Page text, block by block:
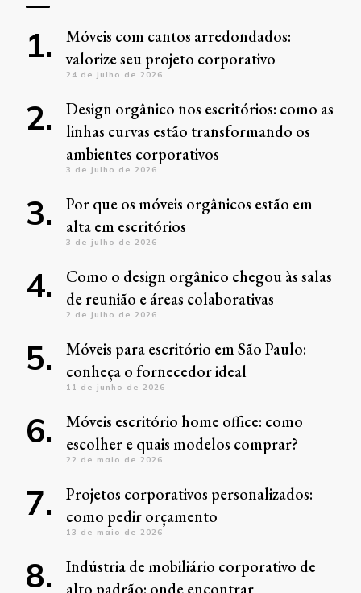
Móveis com cantos arredondados:
valorize seu projeto corporativo
24 de julho de 2026
Design orgânico nos escritórios: como as
linhas curvas estão transformando os
ambientes corporativos
3 de julho de 2026
Por que os móveis orgânicos estão em
alta em escritórios
3 de julho de 2026
Como o design orgânico chegou às salas
de reunião e áreas colaborativas
2 de julho de 2026
Móveis para escritório em São Paulo:
conheça o fornecedor ideal
11 de junho de 2026
Móveis escritório home office: como
escolher e quais modelos comprar?
22 de maio de 2026
Projetos corporativos personalizados:
como pedir orçamento
13 de maio de 2026
Indústria de mobiliário corporativo de
alto padrão: onde encontrar